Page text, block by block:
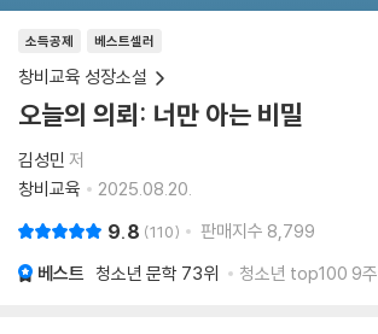
소득공제 베스트셀러
창비교육 성장소설
오늘의 의뢰: 너만 아는 비밀
김성민 저
창비교육
2025.08.20.
9.8 110 판매지수 8,799
베스트 청소년 문학 73위 청소년 top100 9주